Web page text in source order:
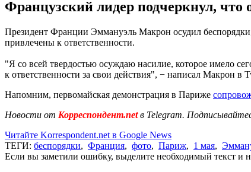
Французский лидер подчеркнул, что
Президент Франции Эммануэль Макрон осудил
привлечены к ответственности.
"Я со всей твердостью осуждаю насилие, которое имело
к ответственности за свои действия", − написал Макрон в
Напомним, первомайская демонстрация в Париже
Новости от Корреспондент.netв Telegram.
Читайте Korrespondent.net в Google News
ТЕГИ: беспорядки, Франция, фото, Париж, 1 мая,
Если вы заметили ошибку, выделите необходимый текст и